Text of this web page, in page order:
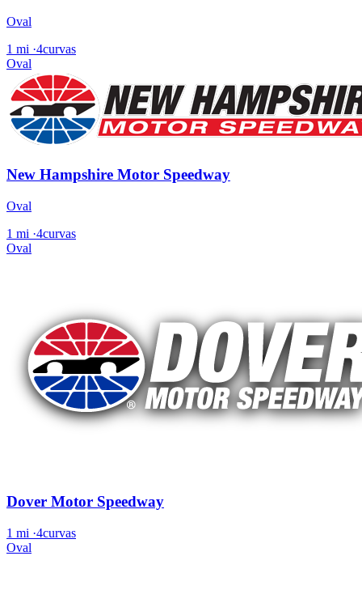
Oval
1 mi ·4curvas
Oval
New Hampshire Motor Speedway
Oval
1 mi ·4curvas
Oval
Dover Motor Speedway
1 mi ·4curvas
Oval